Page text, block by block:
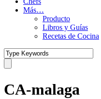
Más…
Producto
Libros y Guías
Recetas de Cocina
CA-malaga